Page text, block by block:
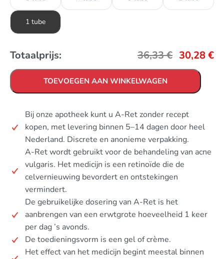
1 tube
Totaalprijs: 36,33€ 30,28€
TOEVOEGEN AAN WINKELWAGEN
Bij onze apotheek kunt u A-Ret zonder recept
kopen, met levering binnen 5–14 dagen door heel
Nederland. Discrete en anonieme verpakking.
A-Ret wordt gebruikt voor de behandeling van acne
vulgaris. Het medicijn is een retinoïde die de
celvernieuwing bevordert en ontstekingen
vermindert.
De gebruikelijke dosering van A-Ret is het
aanbrengen van een erwtgrote hoeveelheid 1 keer
per dag ’s avonds.
De toedieningsvorm is een gel of crème.
Het effect van het medicijn begint meestal binnen